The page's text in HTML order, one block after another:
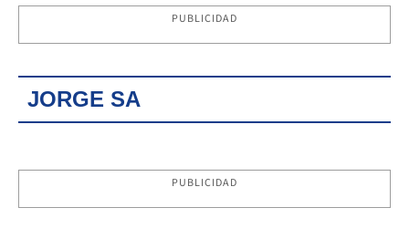
PUBLICIDAD
JORGE SA
PUBLICIDAD